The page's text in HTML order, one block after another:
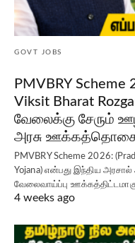
GOVT JOBS
PMVBRY Scheme
Viksit Bharat
வேலைக்கு சேரும்
அரசு ஊக்கத்தொகை!
PMVBRY Scheme 2026:
Yojana) என்பது இந்திய அரசால்
வேலைவாய்ப்பு
4 weeks ago